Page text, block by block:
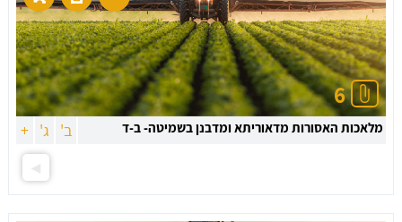
6
מלאכות האסורות מדאוריתא ומדבנן בשמיטה- ב-ד ב' ג' +